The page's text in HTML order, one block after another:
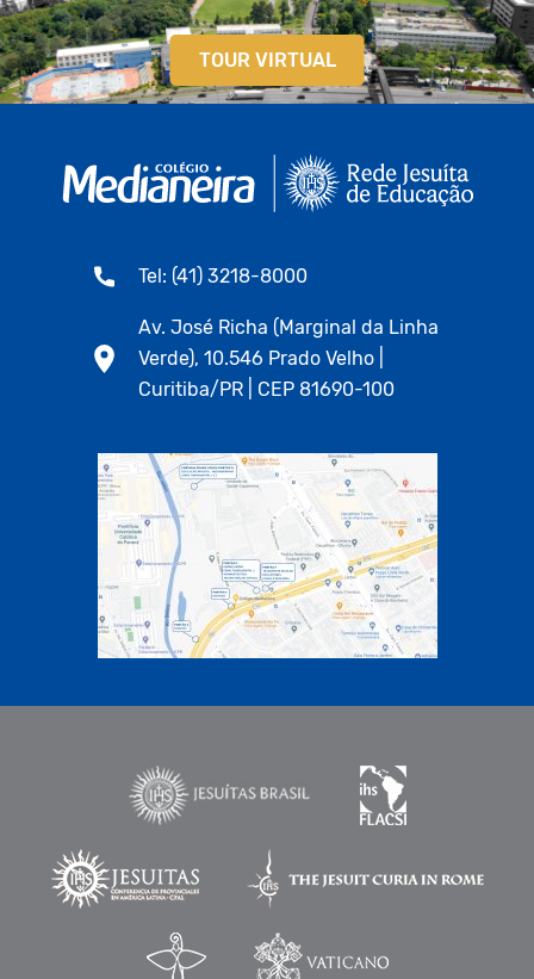
TOUR VIRTUAL
Tel: (41) 3218-8000
Av. José Richa (Marginal da Linha
Verde), 10.546 Prado Velho |
Curitiba/PR | CEP 81690-100